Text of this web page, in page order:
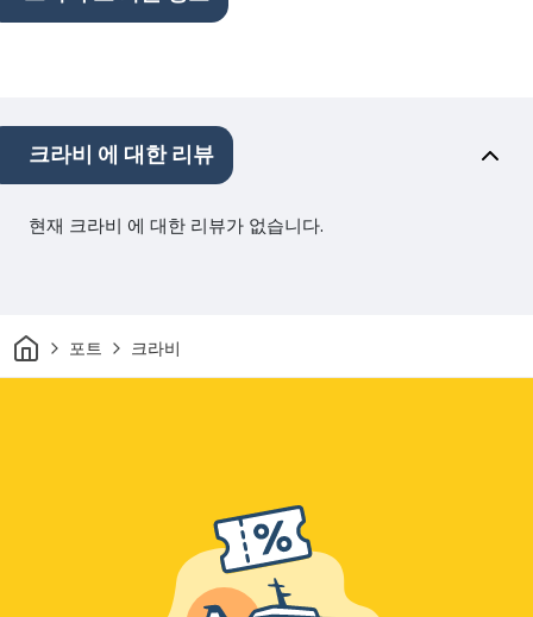
크라비 에 대한 리뷰
현재 크라비 에 대한 리뷰가 없습니다.
집 포트 크라비